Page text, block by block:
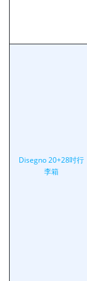
Disegno 20+28吋行
李箱